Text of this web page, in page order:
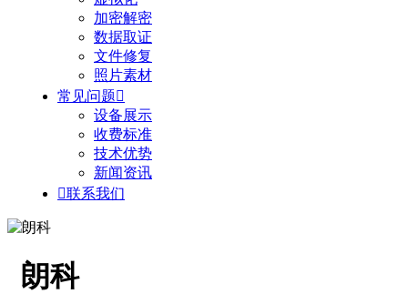
加密解密
数据取证
文件修复
照片素材
常见问题
设备展示
收费标准
技术优势
新闻资讯
联系我们
朗科